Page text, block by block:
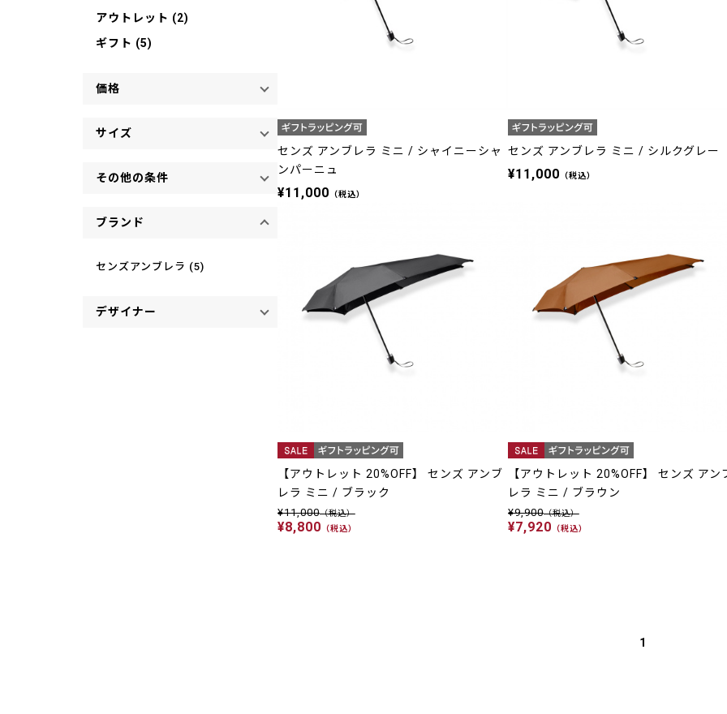
アウトレット (2)
ギフト (5)
価格
サイズ
その他の条件
ブランド
センズアンブレラ (5)
デザイナー
センズ アンブレラ ミニ / シャイニーシャ
ンパーニュ
¥11,000 （税込）
センズ アンブレラ ミニ / シルクグレー
¥11,000 （税込）
【アウトレット 20%OFF】 センズ アンブ
レラ ミニ / ブラック
¥11,000（税込）
¥8,800 （税込）
【アウトレット 20%OFF】 センズ アン
レラ ミニ / ブラウン
¥9,900（税込）
¥7,920 （税込）
1